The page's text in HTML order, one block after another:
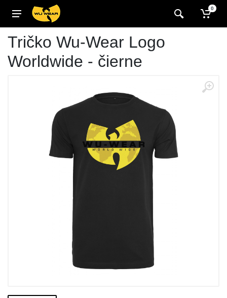
0
Tričko Wu-Wear Logo
Worldwide - čierne